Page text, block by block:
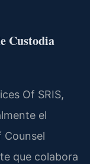
Custodia
Of SRIS,
el
Counsel
que colabora